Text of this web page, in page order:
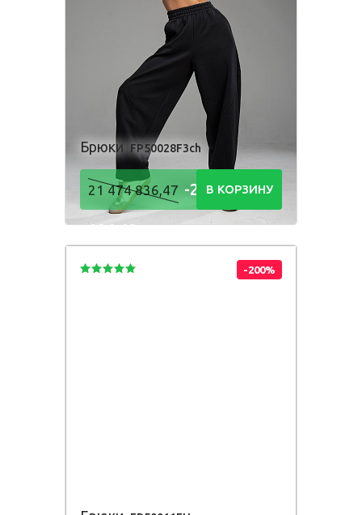
Брюки FP50028F3ch
21 474 836,47 -21 474
836,48Р
В КОРЗИНУ
-200%